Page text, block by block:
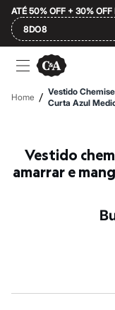
ATÉ 50% OFF + 30% OFF
8DO8
Ofertas
Compre por
Feminino
Masculino
Plus Size
Até 20% off
Até 40% off
Blusas e Camisetas
Home / Vestido
Curta Azul
Vestido chemise jeans midi com faixa de
amarrar e